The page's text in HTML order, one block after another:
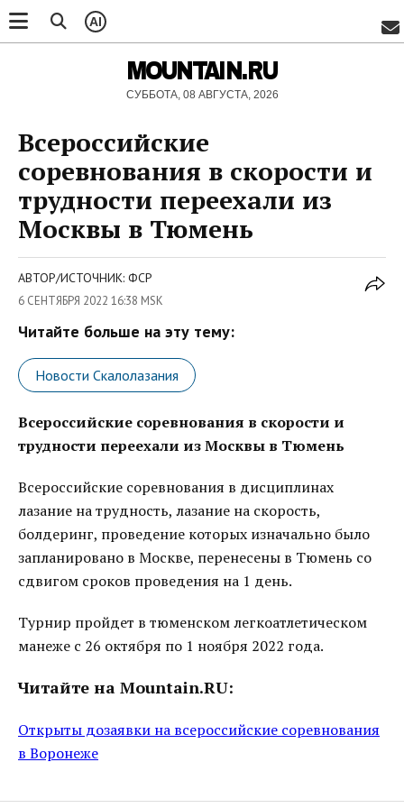
AI
MOUNTAIN.RU
СУББОТА, 08 АВГУСТА, 2026
Всероссийские
соревнования в скорости и
трудности переехали из
Москвы в Тюмень
АВТОР/ИСТОЧНИК: ФСР
6 СЕНТЯБРЯ 2022 16:38 MSK
Читайте больше на эту тему:
Новости Скалолазания
Всероссийские соревнования в скорости и
трудности переехали из Москвы в Тюмень
Всероссийские соревнования в дисциплинах
лазание на трудность, лазание на скорость,
болдеринг, проведение которых изначально было
запланировано в Москве, перенесены в Тюмень со
сдвигом сроков проведения на 1 день.
Турнир пройдет в тюменском легкоатлетическом
манеже с 26 октября по 1 ноября 2022 года.
Читайте на Mountain.RU:
Открыты дозаявки на всероссийские соревнования
в Воронеже